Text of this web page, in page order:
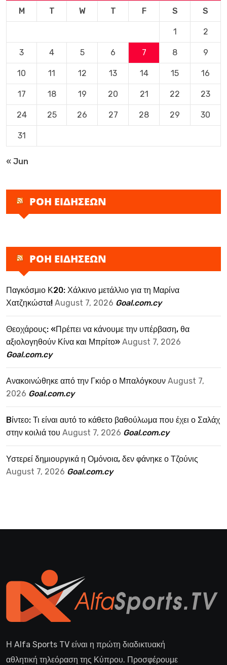
M T W T F S S
1 2
3 4 5 6 7 8 9
10 11 12 13 14 15 16
17 18 19 20 21 22 23
24 25 26 27 28 29 30
31
« Jun
ΡΟΗ ΕΙΔΗΣΕΩΝ
ΡΟΗ ΕΙΔΗΣΕΩΝ
Παγκόσμιο Κ20: Χάλκινο μετάλλιο για τη Μαρίνα
Χατζηκώστα! August 7, 2026 Goal.com.cy
Θεοχάρους: «Πρέπει να κάνουμε την υπέρβαση, θα
αξιολογηθούν Κίνα και Μπρίτο» August 7, 2026
Goal.com.cy
Ανακοινώθηκε από την Γκιόρ ο Μπαλόγκουν August 7,
2026 Goal.com.cy
Bίντεο: Τι είναι αυτό το κάθετο βαθούλωμα που έχει ο Σαλάχ
στην κοιλιά του August 7, 2026 Goal.com.cy
Υστερεί δημιουργικά η Ομόνοια, δεν φάνηκε ο Τζούνις
August 7, 2026 Goal.com.cy
Η Alfa Sports TV είναι η πρώτη διαδικτυακή
αθλητική τηλεόραση της Κύπρου. Προσφέρουμε